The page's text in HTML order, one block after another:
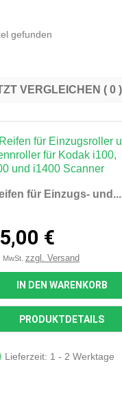
gefunden
JETZT VERGLEICHEN ( 0
 Vorschau
für Einzugs- und...
€
MwSt. zzgl. Versand
IN DEN WARENKORB
PRODUKTDETAILS
Lieferzeit: 1 - 2 Werktage